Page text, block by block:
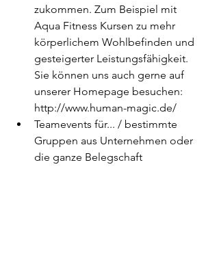
zukommen. Zum Beispiel mit
Aqua Fitness Kursen zu mehr
körperlichem Wohlbefinden und
gesteigerter Leistungsfähigkeit.
Sie können uns auch gerne auf
unserer Homepage besuchen:
http://www.human-magic.de/
Teamevents für... / bestimmte
Gruppen aus Unternehmen oder
die ganze Belegschaft